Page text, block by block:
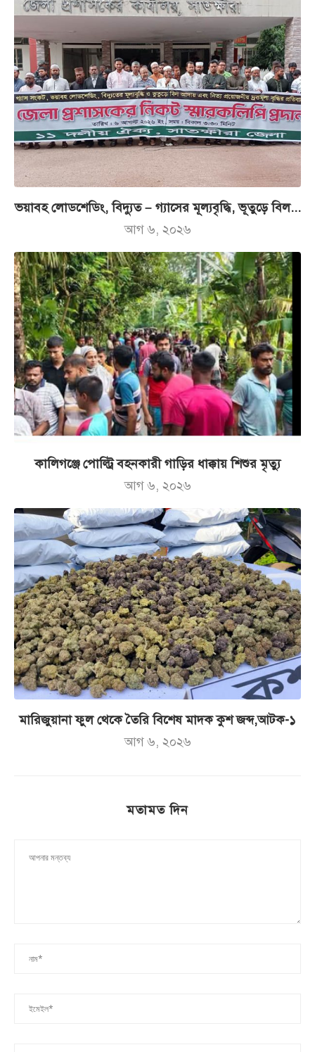
ভয়াবহ লোডশেডিং, বিদ্যুত – গ্যাসের মূল্যবৃদ্ধি, ভূতুড়ে বিল...
আগ ৬, ২০২৬
কালিগঞ্জে পোল্ট্রি বহনকারী গাড়ির ধাক্কায় শিশুর মৃত্যু
আগ ৬, ২০২৬
মারিজুয়ানা ফুল থেকে তৈরি বিশেষ মাদক কুশ জব্দ,আটক-১
আগ ৬, ২০২৬
মতামত দিন